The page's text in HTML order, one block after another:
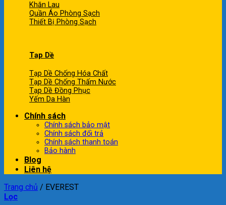
Khăn Lau
Quần Áo Phòng Sạch
Thiết Bị Phòng Sạch
Tạp Dề
Tạp Dề Chống Hóa Chất
Tạp Dề Chống Thấm Nước
Tạp Dề Đồng Phục
Yếm Da Hàn
Chính sách
Chính sách bảo mật
Chính sách đổi trả
Chính sách thanh toán
Bảo hành
Blog
Liên hệ
Trang chủ / EVEREST
Lọc